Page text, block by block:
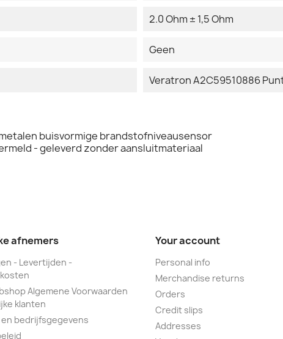
2.0 Ohm ± 1,5 Ohm
Geen
Veratron A2C59510886
buisvormige brandstofniveausensor
- geleverd zonder aansluitmateriaal
afnemers
- Levertijden -
Algemene Voorwaarden
klanten
bedrijfsgegevens
Your account
Personal info
Merchandise returns
Orders
Credit slips
Addresses